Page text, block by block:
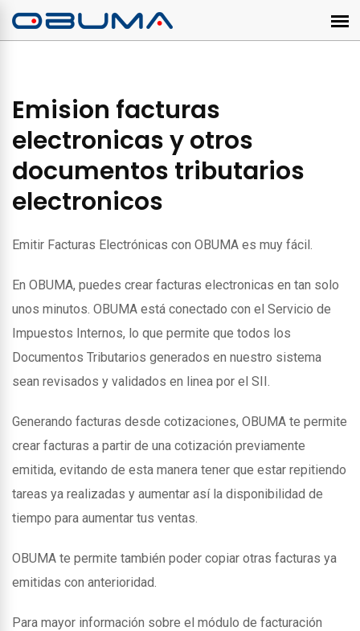
Emision facturas
electronicas y otros
documentos tributarios
electronicos
Emitir Facturas Electrónicas con OBUMA es muy fácil.
En OBUMA, puedes crear facturas electronicas en tan solo
unos minutos. OBUMA está conectado con el Servicio de
Impuestos Internos, lo que permite que todos los
Documentos Tributarios generados en nuestro sistema
sean revisados y validados en linea por el SII.
Generando facturas desde cotizaciones, OBUMA te permite
crear facturas a partir de una cotización previamente
emitida, evitando de esta manera tener que estar repitiendo
tareas ya realizadas y aumentar así la disponibilidad de
tiempo para aumentar tus ventas.
OBUMA te permite también poder copiar otras facturas ya
emitidas con anterioridad.
Para mayor información sobre el módulo de facturación